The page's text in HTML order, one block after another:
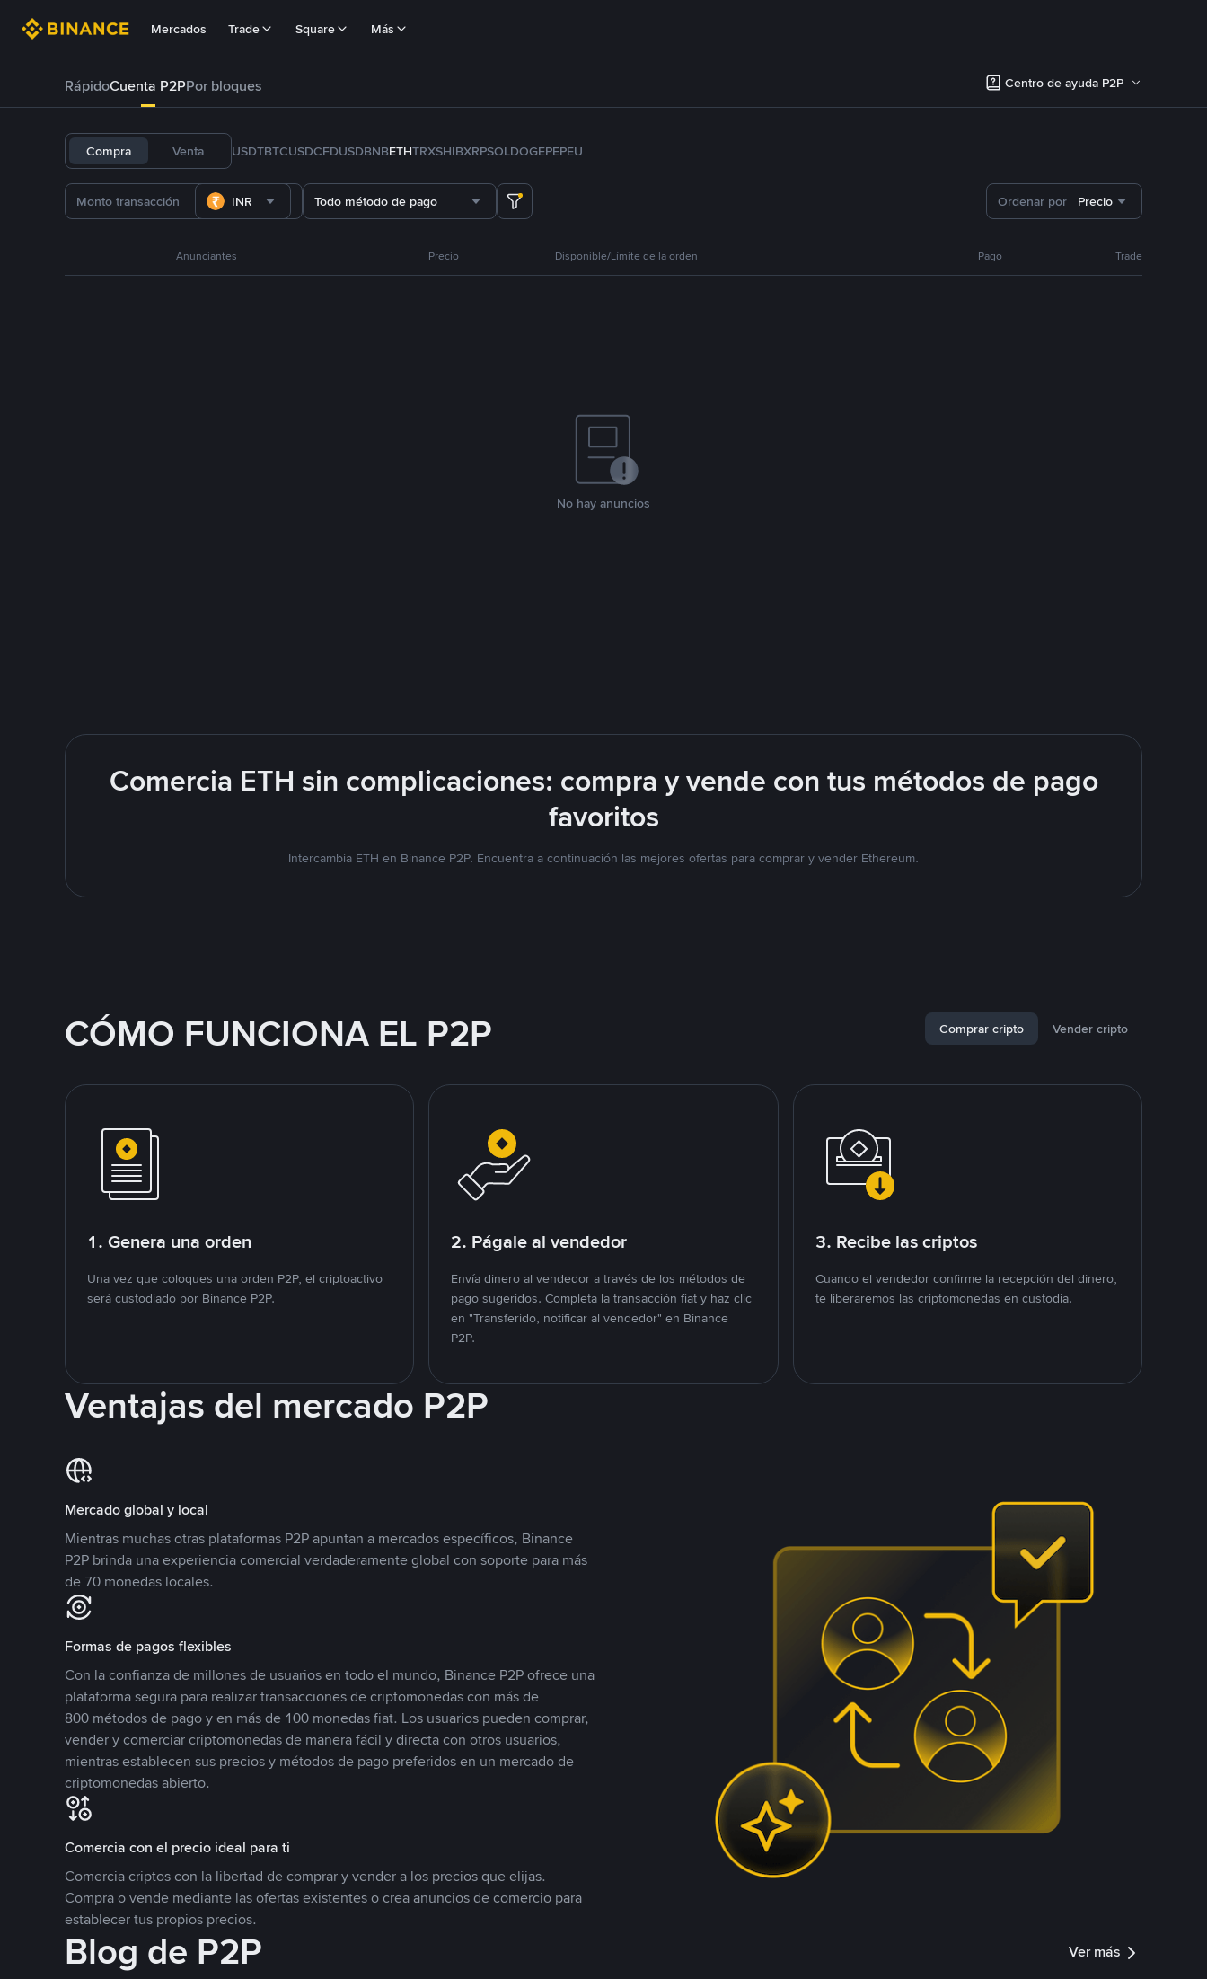
Mercados Trade Square Más
RápidoCuenta P2PPor bloques Centro de ayuda P2P
Compra Venta USDTBTCUSDCFDUSDBNBETHTRXSHIBXRPSOLDOGEPEPEU
INR Todo método de pago Ordenar por Precio
Anunciantes Precio Disponible/Límite de la orden Pago Trade
No hay anuncios
Comercia ETH sin complicaciones: compra y vende con tus métodos de pago
favoritos
Intercambia ETH en Binance P2P. Encuentra a continuación las mejores ofertas para comprar y vender Ethereum.
CÓMO FUNCIONA EL P2P Comprar cripto Vender cripto
1. Genera una orden
Una vez que coloques una orden P2P, el criptoactivo
será custodiado por Binance P2P.
2. Págale al vendedor
Envía dinero al vendedor a través de los métodos de
pago sugeridos. Completa la transacción fiat y haz clic
en "Transferido, notificar al vendedor" en Binance
P2P.
3. Recibe las criptos
Cuando el vendedor confirme la recepción del dinero,
te liberaremos las criptomonedas en custodia.
Ventajas del mercado P2P
Mercado global y local
Mientras muchas otras plataformas P2P apuntan a mercados específicos, Binance
P2P brinda una experiencia comercial verdaderamente global con soporte para más
de 70 monedas locales.
Formas de pagos flexibles
Con la confianza de millones de usuarios en todo el mundo, Binance P2P ofrece una
plataforma segura para realizar transacciones de criptomonedas con más de
800 métodos de pago y en más de 100 monedas fiat. Los usuarios pueden comprar,
vender y comerciar criptomonedas de manera fácil y directa con otros usuarios,
mientras establecen sus precios y métodos de pago preferidos en un mercado de
criptomonedas abierto.
Comercia con el precio ideal para ti
Comercia criptos con la libertad de comprar y vender a los precios que elijas.
Compra o vende mediante las ofertas existentes o crea anuncios de comercio para
establecer tus propios precios.
Blog de P2P Ver más